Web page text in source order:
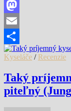
Facebook
Mastodon
Email
Share
Kyseláče / Recenzie
Taký
piteľný